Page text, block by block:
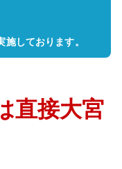
しております。
直接大宮